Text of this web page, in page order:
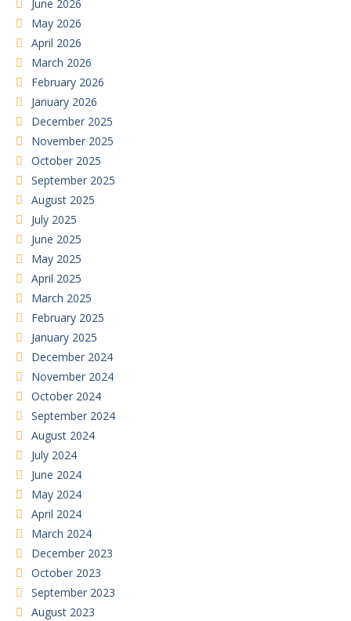
June 2026
May 2026
April 2026
March 2026
February 2026
January 2026
December 2025
November 2025
October 2025
September 2025
August 2025
July 2025
June 2025
May 2025
April 2025
March 2025
February 2025
January 2025
December 2024
November 2024
October 2024
September 2024
August 2024
July 2024
June 2024
May 2024
April 2024
March 2024
December 2023
October 2023
September 2023
August 2023